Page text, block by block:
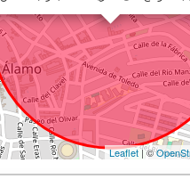
Leaflet| ©